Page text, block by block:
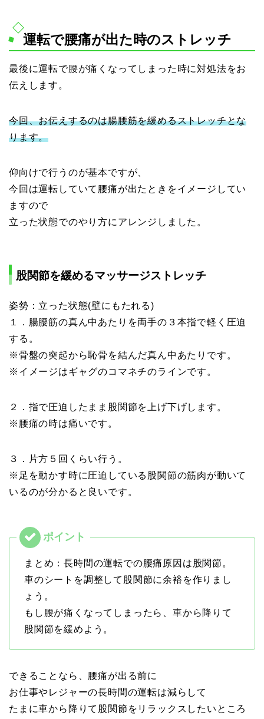
運転で腰痛が出た時のストレッチ
最後に運転で腰が痛くなってしまった時に対処法をお
伝えします。
今回、お伝えするのは腸腰筋を緩めるストレッチとな
ります。
仰向けで行うのが基本ですが、
今回は運転していて腰痛が出たときをイメージしてい
ますので
立った状態でのやり方にアレンジしました。
股関節を緩めるマッサージストレッチ
姿勢：立った状態(壁にもたれる)
１．腸腰筋の真ん中あたりを両手の３本指で軽く圧迫
する。
※骨盤の突起から恥骨を結んだ真ん中あたりです。
※イメージはギャグのコマネチのラインです。
２．指で圧迫したまま股関節を上げ下げします。
※腰痛の時は痛いです。
３．片方５回くらい行う。
※足を動かす時に圧迫している股関節の筋肉が動いて
いるのが分かると良いです。
まとめ：長時間の運転での腰痛原因は股関節。
車のシートを調整して股関節に余裕を作りまし
ょう。
もし腰が痛くなってしまったら、車から降りて
股関節を緩めよう。
できることなら、腰痛が出る前に
お仕事やレジャーの長時間の運転は減らして
たまに車から降りて股関節をリラックスしたいところ